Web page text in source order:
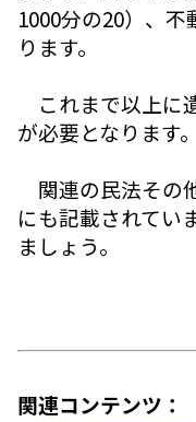
1000分の20）、
ります。
これまで以上に
が必要となります。
関連の民法その
にも記載されてい
ましょう。
関連コンテンツ：